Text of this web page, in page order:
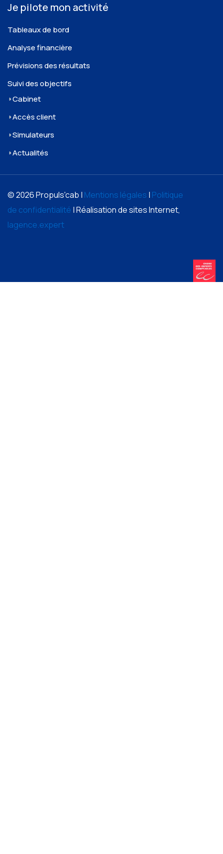
Je pilote mon activité
Tableaux de bord
Analyse financière
Prévisions des résultats
Suivi des objectifs
Cabinet
Accès client
Simulateurs
Actualités
© 2026 Propuls'cab | Mentions légales | Politique
de confidentialité | Réalisation de sites Internet,
lagence.expert